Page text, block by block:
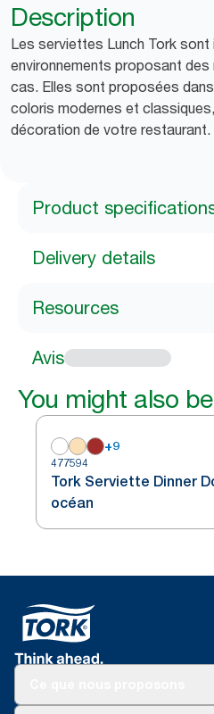
Description
Les serviettes Lunch Tork sont
environnements proposant
cas. Elles sont proposées
coloris modernes et
décoration de votre restaurant.
Product
Delivery details
Resources
Avis
You might also
+9
477594
Tork Serviette Dinner
océan